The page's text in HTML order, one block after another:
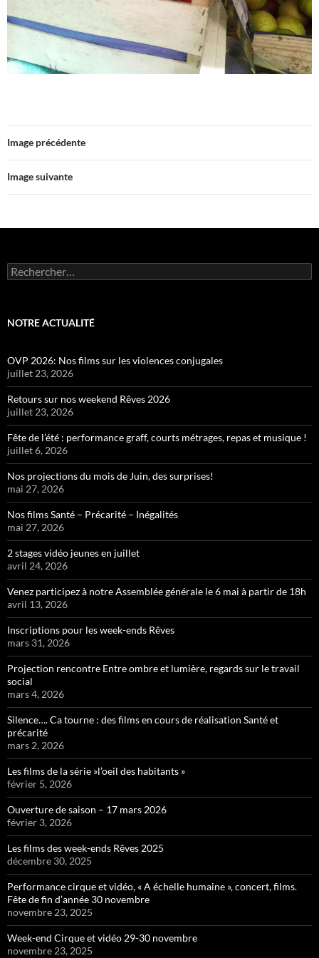
Image précédente
Image suivante
Rechercher :
NOTRE ACTUALITÉ
OVP 2026: Nos films sur les violences conjugales
juillet 23, 2026
Retours sur nos weekend Rêves 2026
juillet 23, 2026
Fête de l’été : performance graff, courts métrages, repas et musique !
juillet 6, 2026
Nos projections du mois de Juin, des surprises!
mai 27, 2026
Nos films Santé – Précarité – Inégalités
mai 27, 2026
2 stages vidéo jeunes en juillet
avril 24, 2026
Venez participez à notre Assemblée générale le 6 mai à partir de 18h
avril 13, 2026
Inscriptions pour les week-ends Rêves
mars 31, 2026
Projection rencontre Entre ombre et lumière, regards sur le travail
social
mars 4, 2026
Silence…. Ca tourne : des films en cours de réalisation Santé et
précarité
mars 2, 2026
Les films de la série »l’oeil des habitants »
février 5, 2026
Ouverture de saison – 17 mars 2026
février 3, 2026
Les films des week-ends Rêves 2025
décembre 30, 2025
Performance cirque et vidéo, « A échelle humaine », concert, films.
Fête de fin d’année 30 novembre
novembre 23, 2025
Week-end Cirque et vidéo 29-30 novembre
novembre 23, 2025